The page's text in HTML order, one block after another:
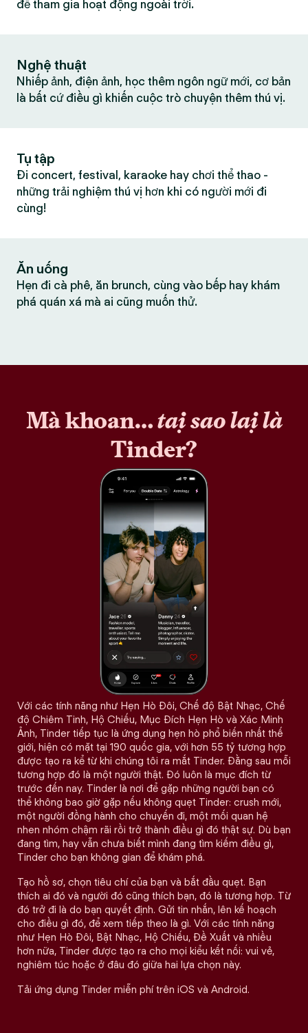
để tham gia hoạt động ngoài trời.
Nghệ thuật
Nhiếp ảnh, điện ảnh, học thêm ngôn ngữ mới, cơ bản
là bất cứ điều gì khiến cuộc trò chuyện thêm thú vị.
Tụ tập
Đi concert, festival, karaoke hay chơi thể thao -
những trải nghiệm thú vị hơn khi có người mới đi
cùng!
Ăn uống
Hẹn đi cà phê, ăn brunch, cùng vào bếp hay khám
phá quán xá mà ai cũng muốn thử.
Mà khoan…tại sao lại là
Tinder?
Với các tính năng như Hẹn Hò Đôi, Chế độ Bật Nhạc, Chế
độ Chiêm Tinh, Hộ Chiếu, Mục Đích Hẹn Hò và Xác Minh
Ảnh, Tinder tiếp tục là ứng dụng hẹn hò phổ biến nhất thế
giới, hiện có mặt tại 190 quốc gia, với hơn 55 tỷ tương hợp
được tạo ra kể từ khi chúng tôi ra mắt Tinder. Đằng sau mỗi
tương hợp đó là một người thật. Đó luôn là mục đích từ
trước đến nay. Tinder là nơi để gặp những người bạn có
thể không bao giờ gặp nếu không quẹt Tinder: crush mới,
một người đồng hành cho chuyến đi, một mối quan hệ
nhen nhóm chậm rãi rồi trở thành điều gì đó thật sự. Dù bạn
đang tìm, hay vẫn chưa biết mình đang tìm kiếm điều gì,
Tinder cho bạn không gian để khám phá.
Tạo hồ sơ, chọn tiêu chí của bạn và bắt đầu quẹt. Bạn
thích ai đó và người đó cũng thích bạn, đó là tương hợp. Từ
đó trở đi là do bạn quyết định. Gửi tin nhắn, lên kế hoạch
cho điều gì đó, để xem tiếp theo là gì. Với các tính năng
như Hẹn Hò Đôi, Bật Nhạc, Hộ Chiếu, Đề Xuất và nhiều
hơn nữa, Tinder được tạo ra cho mọi kiểu kết nối: vui vẻ,
nghiêm túc hoặc ở đâu đó giữa hai lựa chọn này.
Tải ứng dụng Tinder miễn phí trên iOS và Android.